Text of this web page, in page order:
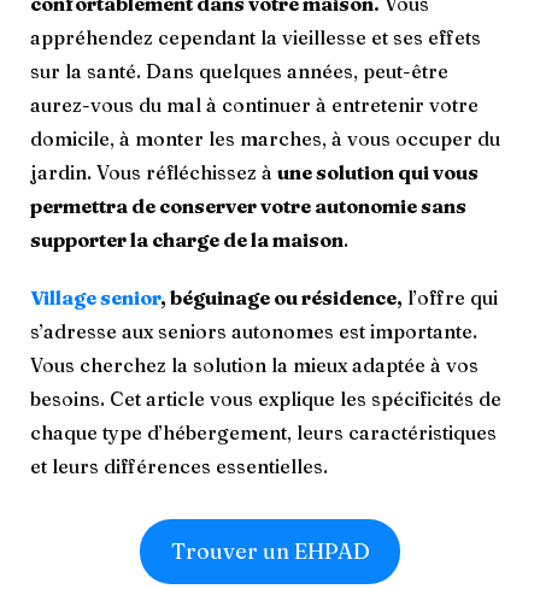
appréhendez cependant la vieillesse et ses effets
sur la santé. Dans quelques années, peut-être
aurez-vous du mal à continuer à entretenir votre
domicile, à monter les marches, à vous occuper du
jardin. Vous réfléchissez à une solution qui vous
permettra de conserver votre autonomie sans
supporter la charge de la maison.
Village senior, béguinage ou résidence, l’offre qui
s’adresse aux seniors autonomes est importante.
Vous cherchez la solution la mieux adaptée à vos
besoins. Cet article vous explique les spécificités de
chaque type d’hébergement, leurs caractéristiques
et leurs différences essentielles.
Trouver un EHPAD